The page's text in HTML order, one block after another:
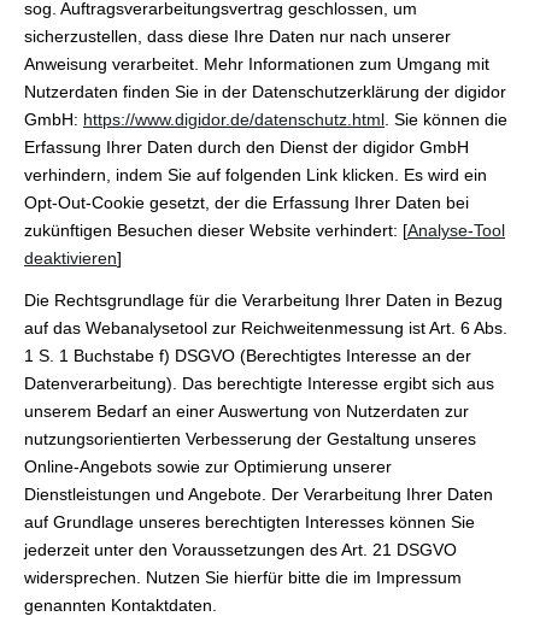
sog. Auftragsverarbeitungsvertrag geschlossen, um
sicherzustellen, dass diese Ihre Daten nur nach unserer
Anweisung verarbeitet. Mehr Informationen zum Umgang mit
Nutzerdaten finden Sie in der Datenschutzerklärung der digidor
GmbH: https://www.digidor.de/datenschutz.html . Sie können die
Erfassung Ihrer Daten durch den Dienst der digidor GmbH
verhindern, indem Sie auf folgenden Link klicken. Es wird ein
Opt-Out-Cookie gesetzt, der die Erfassung Ihrer Daten bei
zukünftigen Besuchen dieser Website verhindert: [Analyse-Tool
deaktivieren]
Die Rechtsgrundlage für die Verarbeitung Ihrer Daten in Bezug
auf das Webanalysetool zur Reichweitenmessung ist Art. 6 Abs.
1 S. 1 Buchstabe f) DSGVO (Berechtigtes Interesse an der
Datenverarbeitung). Das berechtigte Interesse ergibt sich aus
unserem Bedarf an einer Auswertung von Nutzerdaten zur
nutzungsorientierten Verbesserung der Gestaltung unseres
Online-Angebots sowie zur Optimierung unserer
Dienstleistungen und Angebote. Der Verarbeitung Ihrer Daten
auf Grundlage unseres berechtigten Interesses können Sie
jederzeit unter den Voraussetzungen des Art. 21 DSGVO
widersprechen. Nutzen Sie hierfür bitte die im Impressum
genannten Kontaktdaten.